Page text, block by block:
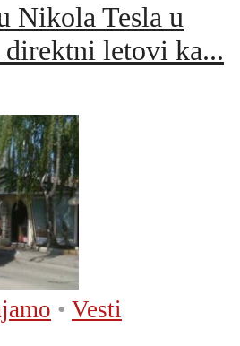
Nikola Tesla u
letovi ka...
• Vesti